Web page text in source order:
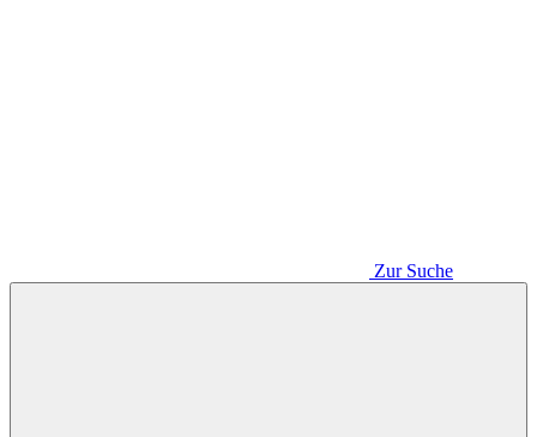
Zur Suche